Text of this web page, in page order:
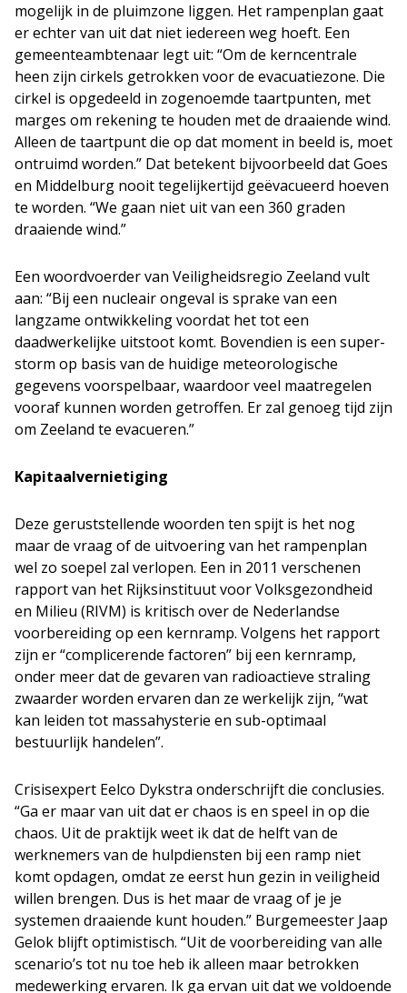
mogelijk in de pluimzone liggen. Het rampenplan gaat
er echter van uit dat niet iedereen weg hoeft. Een
gemeenteambtenaar legt uit: “Om de kerncentrale
heen zijn cirkels getrokken voor de evacuatiezone. Die
cirkel is opgedeeld in zogenoemde taartpunten, met
marges om rekening te houden met de draaiende wind.
Alleen de taartpunt die op dat moment in beeld is, moet
ontruimd worden.” Dat betekent bijvoorbeeld dat Goes
en Middelburg nooit tegelijkertijd geëvacueerd hoeven
te worden. “We gaan niet uit van een 360 graden
draaiende wind.”
Een woordvoerder van Veiligheidsregio Zeeland vult
aan: “Bij een nucleair ongeval is sprake van een
langzame ontwikkeling voordat het tot een
daadwerkelijke uitstoot komt. Bovendien is een super-
storm op basis van de huidige meteorologische
gegevens voorspelbaar, waardoor veel maatregelen
vooraf kunnen worden getroffen. Er zal genoeg tijd zijn
om Zeeland te evacueren.”
Kapitaalvernietiging
Deze geruststellende woorden ten spijt is het nog
maar de vraag of de uitvoering van het rampenplan
wel zo soepel zal verlopen. Een in 2011 verschenen
rapport van het Rijksinstituut voor Volksgezondheid
en Milieu (RIVM) is kritisch over de Nederlandse
voorbereiding op een kernramp. Volgens het rapport
zijn er “complicerende factoren” bij een kernramp,
onder meer dat de gevaren van radioactieve straling
zwaarder worden ervaren dan ze werkelijk zijn, “wat
kan leiden tot massahysterie en sub-optimaal
bestuurlijk handelen”.
Crisisexpert Eelco Dykstra onderschrijft die conclusies.
“Ga er maar van uit dat er chaos is en speel in op die
chaos. Uit de praktijk weet ik dat de helft van de
werknemers van de hulpdiensten bij een ramp niet
komt opdagen, omdat ze eerst hun gezin in veiligheid
willen brengen. Dus is het maar de vraag of je je
systemen draaiende kunt houden.” Burgemeester Jaap
Gelok blijft optimistisch. “Uit de voorbereiding van alle
scenario’s tot nu toe heb ik alleen maar betrokken
medewerking ervaren. Ik ga ervan uit dat we voldoende